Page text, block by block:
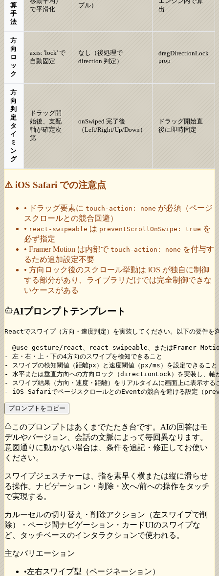
算
手
法
で平滑化
プル）
出
方
向
ロ
ッ
ク
axis: 'lock' で
自動固定
なし（後処理で
direction 判定）
dragDirectionLock
prop
方
向
判
定
タ
イ
ミ
ン
グ
ドラッグ開
始後、支配
軸が確定次
第
onSwiped 完了後
（Left/Right/Up/Down）
ドラッグ開始直
後に即時固定
⚠️ iOS Safari での注意点
• ドラッグ要素に touch-action: none が必須（ページ
スクロールとの競合回避）
• react-swipeable は preventScrollOnSwipe: true を
必ず指定
• Framer Motion は内部で touch-action: none を付与す
るため追加設定不要
• 方向ロック後のスクロール挙動は iOS が独自に制御
する部分があり、ライブラリだけでは完全制御できな
いケースがある
AIプロンプトテンプレート
Reactでスワイプ（方向・速度判定）を実装してください。以下の要件を
- @use-gesture/react、react-swipeable、またはFramer Motion
- 左・右・上・下の4方向のスワイプを検知できること
- スワイプの検知閾値（距離px）と速度閾値（px/ms）を設定できること
- 水平または垂直方向への方向ロック（directionLock）を実装し、軸
- スワイプ結果（方向・速度・距離）をリアルタイムに画面上に表示する
- iOS SafariでページスクロールとのEventの競合を避ける設定（
プロンプトをコピー
このプロンプトはあくまでたたき台です。AIの回答はモ
デルやバージョン、会話の文脈によって毎回異なります。
意図通りに動かない場合は、条件を追記・修正してお使い
ください。
スワイプジェスチャーは、指を素早く横または縦に滑らせ
る操作。ナビゲーション・削除・次へ/前への操作をタッチ
で実現する。
カルーセルの切り替え・削除アクション（左スワイプで削
除）・ページ間ナビゲーション・カードUIのスワイプな
ど、タッチベースのインタラクションで使われる。
主なバリエーション
•左右スワイプ型（ページネーション）